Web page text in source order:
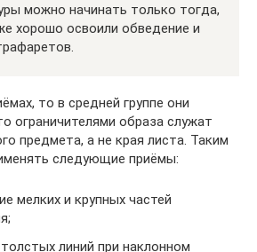
можно начинать только тогда,
хорошо освоили обведение и
то в средней группе они
ограничителями образа служат
предмета, а не края листа. Таким
следующие приёмы:
мелких и крупных частей
линий при наклонном